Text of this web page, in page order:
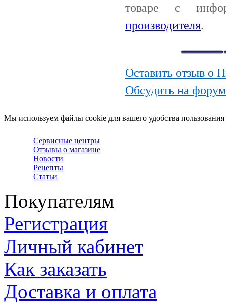
товаре с
производителя.
Оставить отзыв о
Обсудить на
Мы используем файлы cookie для вашего удобства
Сервисные центры
Отзывы о магазине
Новости
Рецепты
Статьи
Покупателям
Регистрация
Личный кабинет
Как заказать
Доставка и оплата